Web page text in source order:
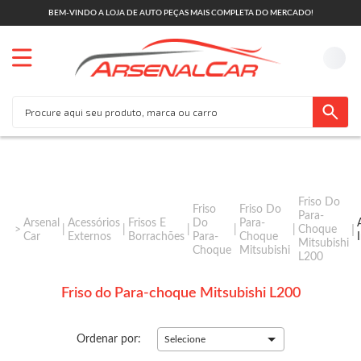
BEM-VINDO A LOJA DE AUTO PEÇAS MAIS COMPLETA DO MERCADO!
Arsenal
Car
Acessórios
Externos
Frisos E
Borrachões
Friso
Do
Para-
Choque
Friso Do
Para-
Choque
Mitsubishi
Friso Do
Para-
Choque
Mitsubishi
L200
Friso do Para-choque Mitsubishi L200
Ordenar por: Selecione